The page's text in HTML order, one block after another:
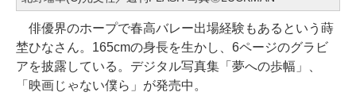
俳優界のホープで春高バレー出場経験もあるという蒔
埜ひなさん。165cmの身長を生かし、6ページのグラビ
アを披露している。デジタル写真集「夢への歩幅」、
「映画じゃない僕ら」が発売中。